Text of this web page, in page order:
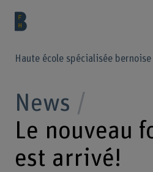
Haute école spécialisée bernoise
News
Le nouveau
est arrivé!